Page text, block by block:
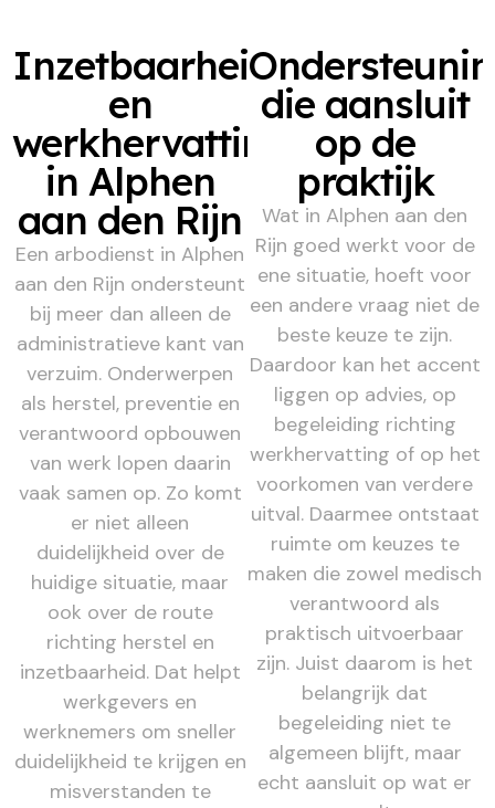
Inzetbaarheid
en
werkhervatting
in Alphen
aan den Rijn
Een arbodienst in Alphen
aan den Rijn ondersteunt
bij meer dan alleen de
administratieve kant van
verzuim. Onderwerpen
als herstel, preventie en
verantwoord opbouwen
van werk lopen daarin
vaak samen op. Zo komt
er niet alleen
duidelijkheid over de
huidige situatie, maar
ook over de route
richting herstel en
inzetbaarheid. Dat helpt
werkgevers en
werknemers om sneller
duidelijkheid te krijgen en
misverstanden te
die aansluit
op de
praktijk
Wat in Alphen aan den
Rijn goed werkt voor de
ene situatie, hoeft voor
een andere vraag niet de
beste keuze te zijn.
Daardoor kan het accent
liggen op advies, op
begeleiding richting
werkhervatting of op het
voorkomen van verdere
uitval. Daarmee ontstaat
ruimte om keuzes te
maken die zowel medisch
verantwoord als
praktisch uitvoerbaar
zijn. Juist daarom is het
belangrijk dat
begeleiding niet te
algemeen blijft, maar
echt aansluit op wat er